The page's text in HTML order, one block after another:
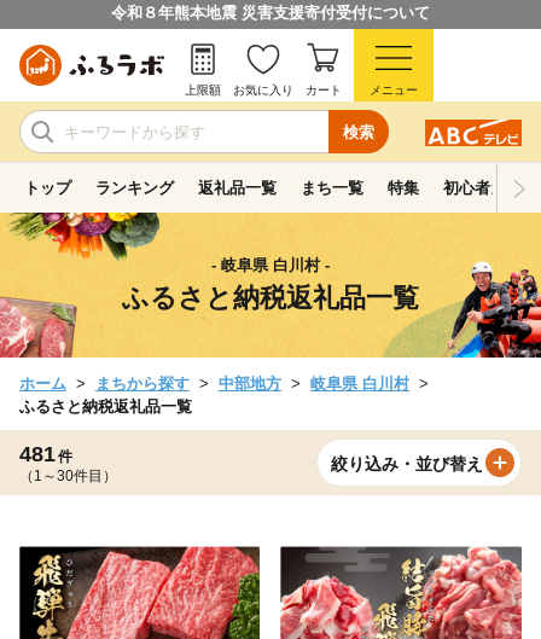
令和８年熊本地震 災害支援寄付受付について
検索
上限額 お気に入り カート メニュー
トップ ランキング 返礼品一覧 まち一覧 特集 初心者ガイド
- 岐阜県 白川村 -
ふるさと納税返礼品一覧
ホーム まちから探す 中部地方
岐阜県 白川村
ふるさと納税返礼品一覧
481件
（1～30件目）
絞り込み・並び替え